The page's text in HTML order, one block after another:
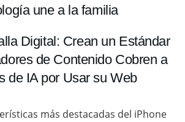
une a la familia
Digital: Crean un Estándar
de Contenido Cobren a
de IA por Usar su Web
más destacadas del iPhone